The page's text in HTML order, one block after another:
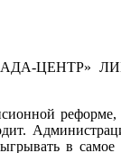
ЦЕНТР»
реформе,
в